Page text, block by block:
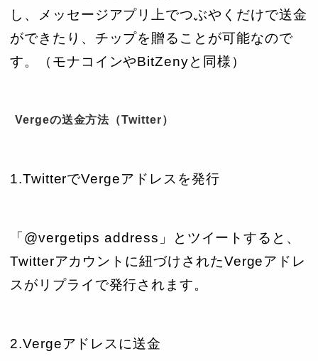
し、メッセージアプリ上でつぶやくだけで送金
ができたり、チップを贈ることが可能なので
す。（モナコインやBitZenyと同様）
Vergeの送金方法（Twitter）
1.TwitterでVergeアドレスを発行
「@vergetips address」とツイートすると、
Twitterアカウントに紐づけされたVergeアドレ
スがリプライで発行されます。
2.Vergeアドレスに送金